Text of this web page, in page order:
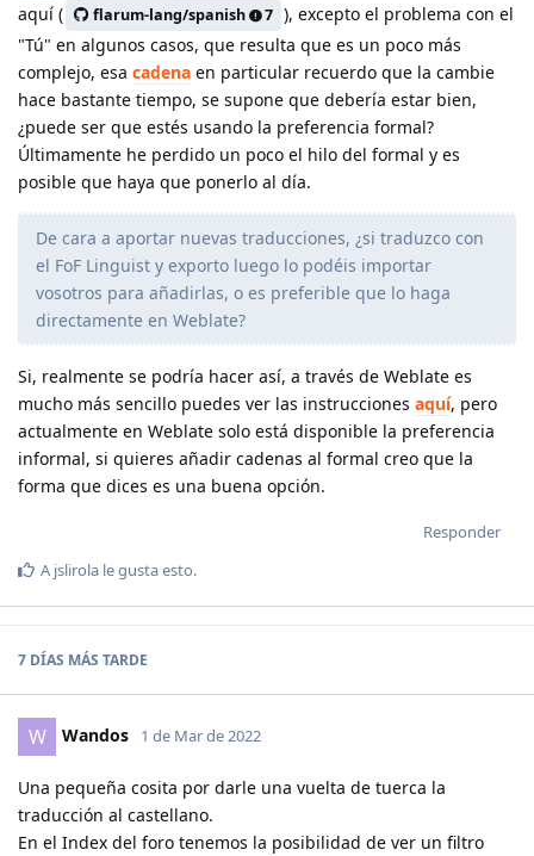
aquí (
flarum-lang/spanish 7 ), excepto el problema con el
"Tú" en algunos casos, que resulta que es un poco más
complejo, esa cadena en particular recuerdo que la cambie
hace bastante tiempo, se supone que debería estar bien,
¿puede ser que estés usando la preferencia formal?
Últimamente he perdido un poco el hilo del formal y es
posible que haya que ponerlo al día.
De cara a aportar nuevas traducciones, ¿si traduzco con
el FoF Linguist y exporto luego lo podéis importar
vosotros para añadirlas, o es preferible que lo haga
directamente en Weblate?
Si, realmente se podría hacer así, a través de Weblate es
mucho más sencillo puedes ver las instrucciones aquí, pero
actualmente en Weblate solo está disponible la preferencia
informal, si quieres añadir cadenas al formal creo que la
forma que dices es una buena opción.
Responder
A jslirola le gusta esto.
7 DÍAS MÁS TARDE
W Wandos 1 de Mar de 2022
Una pequeña cosita por darle una vuelta de tuerca la
traducción al castellano.
En el Index del foro tenemos la posibilidad de ver un filtro